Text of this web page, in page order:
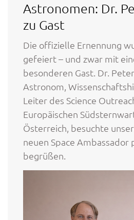
Astronomen: Dr.
zu Gast
Die offizielle Ernennung
gefeiert – und zwar mit
besonderen Gast. Dr.
Astronom,
Leiter des Science
Europäischen
Österreich, besuchte
neuen Space Ambassador
begrüßen.